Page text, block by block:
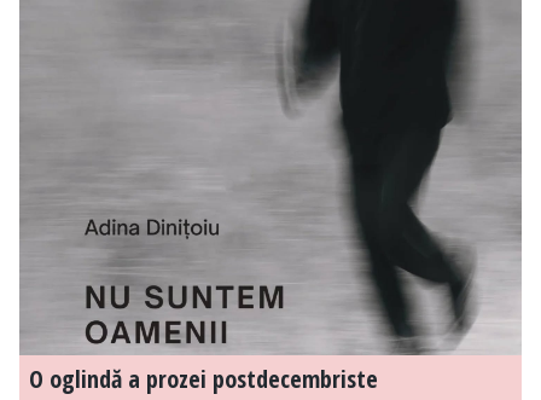
O oglindă a prozei postdecembriste